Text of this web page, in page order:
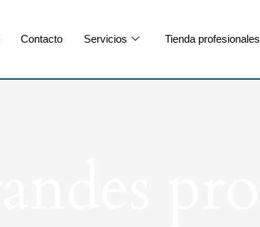
Contacto Servicios Tienda profesionales